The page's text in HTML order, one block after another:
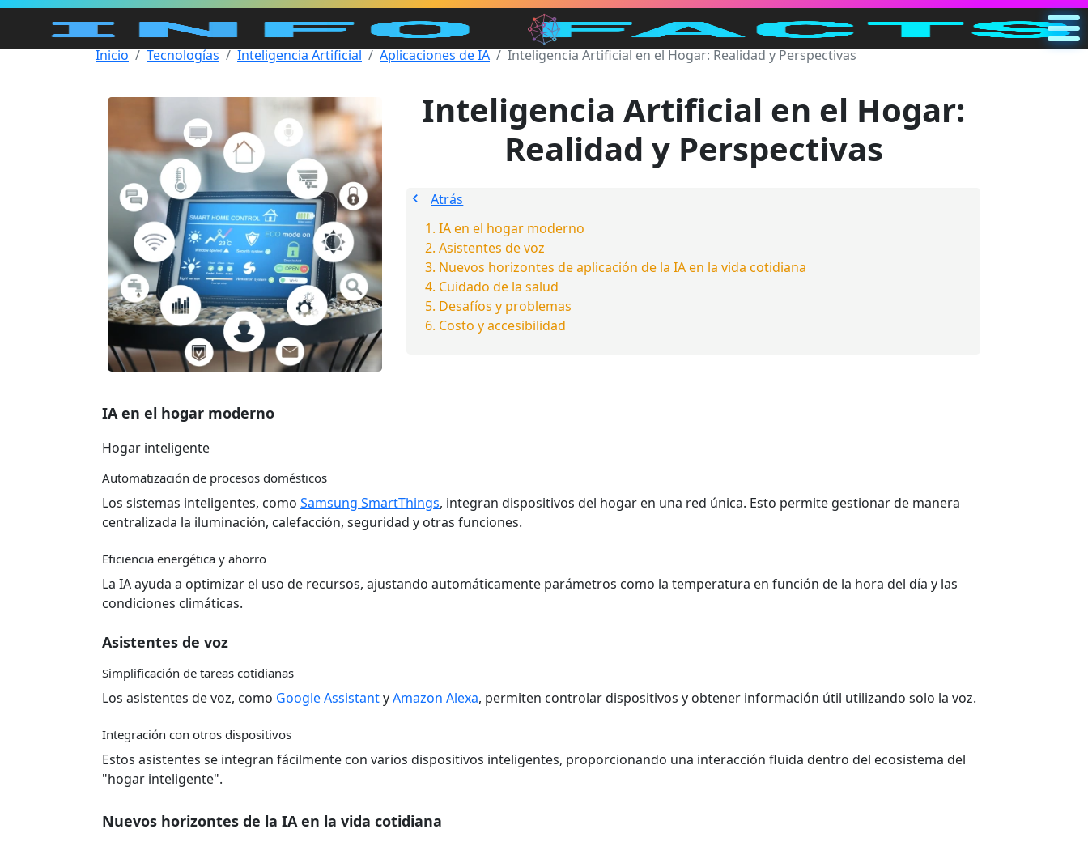
Buscar
Inicio Tecnologías Inteligencia Artificial Aplicaciones de IA Inteligencia Artificial en el Hogar: Realidad y Perspectivas
Inteligencia Artificial en el Hogar:
Realidad y Perspectivas
Atrás
IA en el hogar moderno
Asistentes de voz
Nuevos horizontes de aplicación de la IA en la vida cotidiana
Cuidado de la salud
Desafíos y problemas
Costo y accesibilidad
IA en el hogar moderno
Hogar inteligente
Automatización de procesos domésticos
Los sistemas inteligentes, como Samsung SmartThings, integran dispositivos del hogar en una red única. Esto permite gestionar de manera
centralizada la iluminación, calefacción, seguridad y otras funciones.
Eficiencia energética y ahorro
La IA ayuda a optimizar el uso de recursos, ajustando automáticamente parámetros como la temperatura en función de la hora del día y las
condiciones climáticas.
Asistentes de voz
Simplificación de tareas cotidianas
Los asistentes de voz, como Google AssistantyAmazon Alexa, permiten controlar dispositivos y obtener información útil utilizando solo la voz.
Integración con otros dispositivos
Estos asistentes se integran fácilmente con varios dispositivos inteligentes, proporcionando una interacción fluida dentro del ecosistema del
"hogar inteligente".
Nuevos horizontes de la IA en la vida cotidiana